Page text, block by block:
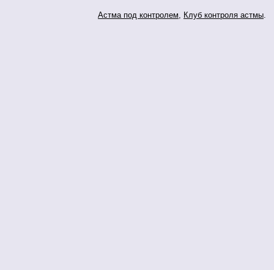
Астма под контролем, Клуб контроля астмы.